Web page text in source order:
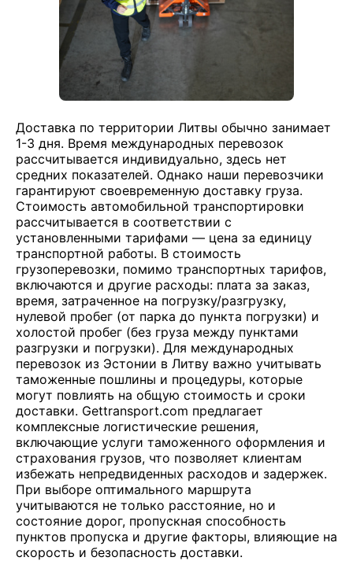
Доставка по территории Литвы обычно занимает
1-3 дня. Время международных перевозок
рассчитывается индивидуально, здесь нет
средних показателей. Однако наши перевозчики
гарантируют своевременную доставку груза.
Стоимость автомобильной транспортировки
рассчитывается в соответствии с
установленными тарифами — цена за единицу
транспортной работы. В стоимость
грузоперевозки, помимо транспортных тарифов,
включаются и другие расходы: плата за заказ,
время, затраченное на погрузку/разгрузку,
нулевой пробег (от парка до пункта погрузки) и
холостой пробег (без груза между пунктами
разгрузки и погрузки). Для международных
перевозок из Эстонии в Литву важно учитывать
таможенные пошлины и процедуры, которые
могут повлиять на общую стоимость и сроки
доставки. Gettransport.com предлагает
комплексные логистические решения,
включающие услуги таможенного оформления и
страхования грузов, что позволяет клиентам
избежать непредвиденных расходов и задержек.
При выборе оптимального маршрута
учитываются не только расстояние, но и
состояние дорог, пропускная способность
пунктов пропуска и другие факторы, влияющие на
скорость и безопасность доставки.